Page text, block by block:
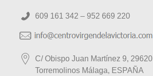
609 161 342 – 952 669 220
C/ Obispo Juan Martínez 9, 29620
Torremolinos Málaga, ESPAÑA